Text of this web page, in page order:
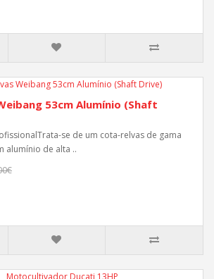
53cm Alumínio (Shaft
se de um cota-relvas de gama
alumínio de alta ..